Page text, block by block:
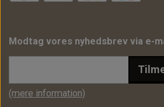
Modtag vores nyhedsbrev via e-
(mere information)